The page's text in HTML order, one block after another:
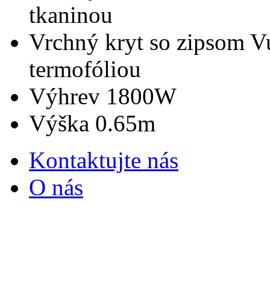
tkaninou
Vrchný kryt so zipsom
termofóliou
Výhrev 1800W
Výška 0.65m
Kontaktujte nás
O nás